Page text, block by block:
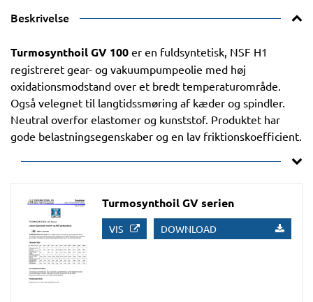
Beskrivelse
Turmosynthoil GV 100 er en fuldsyntetisk, NSF H1
registreret gear- og vakuumpumpeolie med høj
oxidationsmodstand over et bredt temperaturområde.
Også velegnet til langtidssmøring af kæder og spindler.
Neutral overfor elastomer og kunststof. Produktet har
gode belastningsegenskaber og en lav friktionskoefficient.
Turmosynthoil GV serien
VIS DOWNLOAD